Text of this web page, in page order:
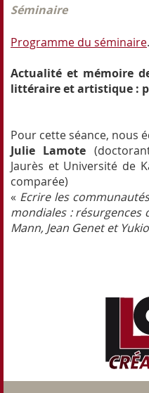
Séminaire
Programme du séminaire.
Actualité et mémoire
littéraire et artistique :
Pour cette séance, nous
Julie Lamote
Jaurès et Université de
comparée)
« Ecrire les
mondiales : résurgences
Mann, Jean Genet et